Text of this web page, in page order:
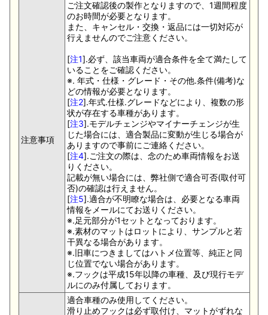
注意事項
ご注文確認後の製作となりますので、1週間程度
のお時間が必要となります。
また、キャンセル・交換・返品には一切対応が
行えませんのでご注意ください。
[注1].必ず、該当車両が適合条件を全て満たして
いることをご確認ください。
※. 年式・仕様・グレード・その他.条件(備考)な
どの情報が必要となります。
[注2].年式.仕様.グレードなどにより、複数の形
状が存在する車種があります。
[注3].モデルチェンジやマイナーチェンジが生
じた場合には、適合製品に変動が生じる場合が
ありますので事前にご連絡ください。
[注4].ご注文の際は、念のため車両情報をお送
りください。
記載が無い場合には、弊社側で適合可否(取付可
否)の確認は行えません。
[注5].適合が不明瞭な場合は、必要となる車両
情報をメールにてお送りください。
※.足元部分が1セットとなっております。
※.素材のマットはロットにより、サンプルと若
干異なる場合があります。
※.旧車につきましてはハトメ位置等、純正と同
じ位置でない場合があります。
※.フックは平成15年以降の車種、及び現行モデ
ルにのみ付属しております。
適合車種のみ使用してください。
滑り止めフックは必ず取付け、マットがずれな